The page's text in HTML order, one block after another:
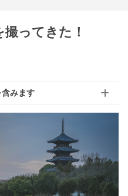
ってきた！
みます